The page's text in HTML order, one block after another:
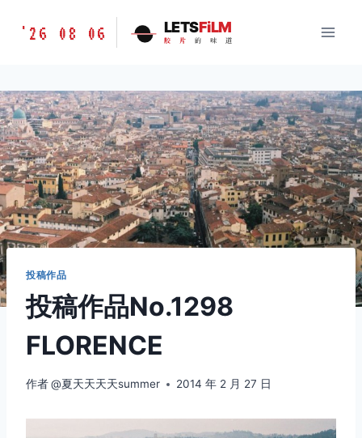
胶
味
道
LETSFILM
'26 08 06 LETSFiLM
胶 片 的 味 道
投稿作品
投稿作品No.1298
FLORENCE
作者@夏天天天天summer 2014 年 2 月 27 日